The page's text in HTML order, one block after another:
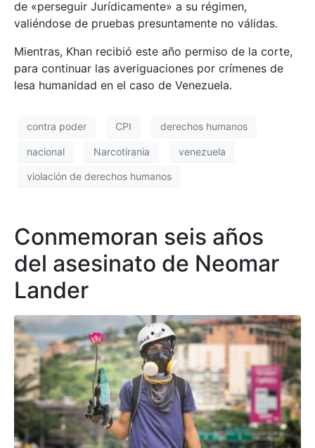
de «perseguir Jurídicamente» a su régimen,
valiéndose de pruebas presuntamente no válidas.
Mientras, Khan recibió este año permiso de la corte,
para continuar las averiguaciones por crímenes de
lesa humanidad en el caso de Venezuela.
contra poder CPI derechos humanos
nacional Narcotirania venezuela
violación de derechos humanos
Conmemoran seis años
del asesinato de Neomar
Lander